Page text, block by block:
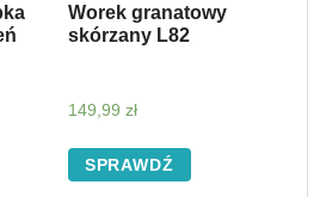
Worek granatowy
skórzany L82
149,99 zł
SPRAWDŹ